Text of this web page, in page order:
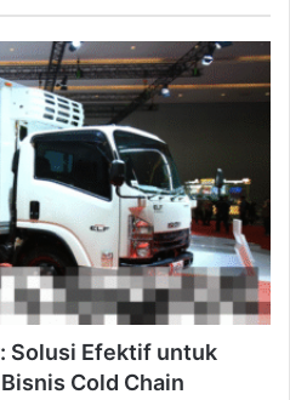
Solusi Efektif untuk
Cold Chain